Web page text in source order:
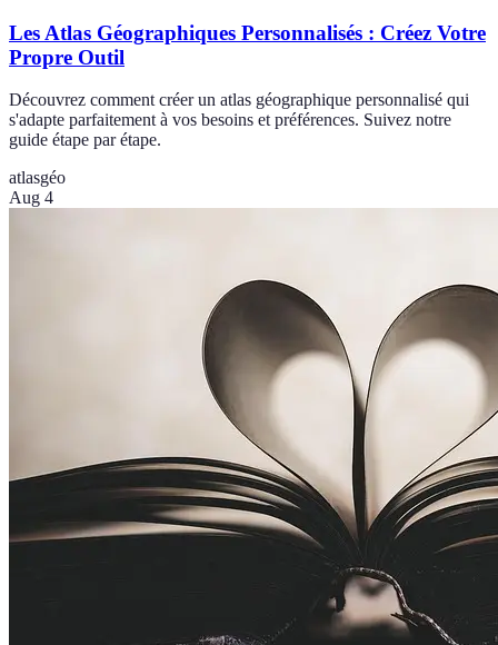
Les Atlas Géographiques Personnalisés : Créez Votre
Propre Outil
Découvrez comment créer un atlas géographique personnalisé qui
s'adapte parfaitement à vos besoins et préférences. Suivez notre
guide étape par étape.
atlasgéo
Aug 4